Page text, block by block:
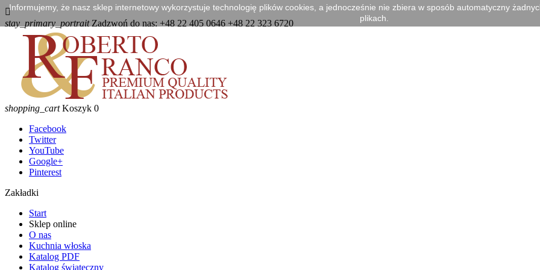

stay_primary_portraitZadzwoń do nas: +48 22 405 0646 +48 22 323 6720
shopping_cart Koszyk 0
Facebook
Twitter
YouTube
Google+
Pinterest
Zakładki
Start
Sklep online
O nas
Kuchnia włoska
Katalog PDF
Katalog świąteczny
Informujemy, że nasz sklep internetowy wykorzystuje technologię plików cookies, a jednocześnie nie zbiera w sposób automatyczny
plikach.